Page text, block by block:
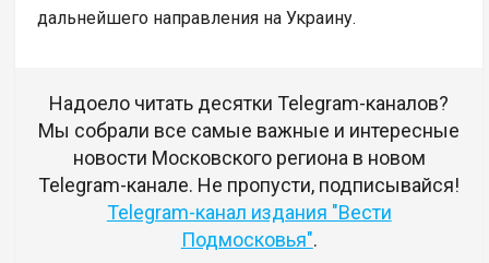
дальнейшего направления на Украину.
Надоело читать десятки Telegram-каналов?
Мы собрали все самые важные и интересные
новости Московского региона в новом
Telegram-канале. Не пропусти, подписывайся!
Telegram-канал издания "Вести
Подмосковья".